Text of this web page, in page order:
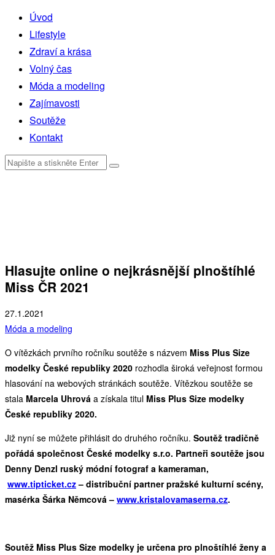
Úvod
Lifestyle
Zdraví a krása
Volný čas
Móda a modeling
Zajímavosti
Soutěže
Kontakt
Hlasujte online o nejkrásnější plnoštíhlé
Miss ČR 2021
27.1.2021
Móda a modeling
O vítězkách prvního ročníku soutěže s názvem Miss Plus Size
modelky České republiky 2020 rozhodla široká veřejnost formou
hlasování na webových stránkách soutěže. Vítězkou soutěže se
stala Marcela Uhrová a získala titul Miss Plus Size modelky
České republiky 2020.
Již nyní se můžete přihlásit do druhého ročníku. Soutěž tradičně
pořádá společnost České modelky s.r.o. Partneři soutěže jsou
Denny Denzl ruský módní fotograf a kameraman,
www.tipticket.cz– distribuční partner pražské kulturní scény,
masérka Šárka Němcová – www.kristalovamaserna.cz.
Soutěž Miss Plus Size modelky je určena pro plnoštíhlé ženy a